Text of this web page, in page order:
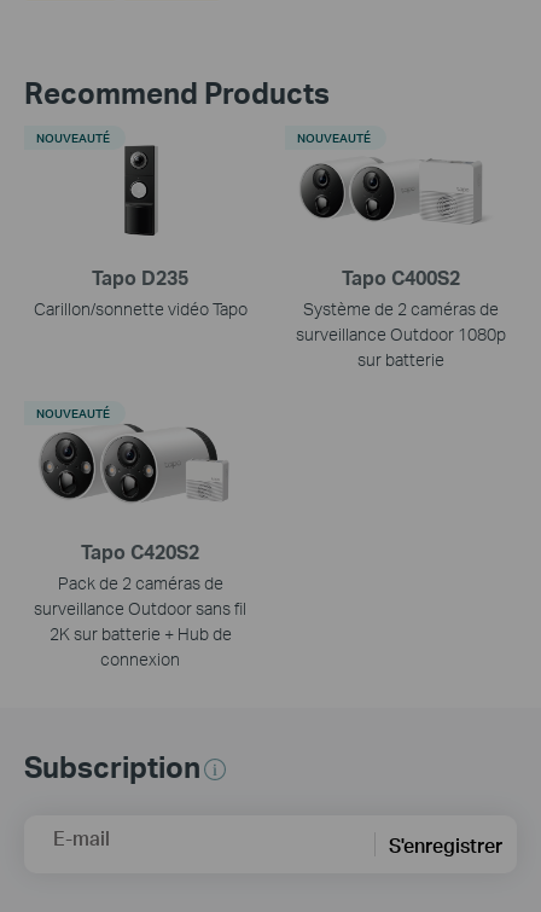
Recommend Products
Tapo D235
Carillon/sonnette vidéo Tapo
NOUVEAUTÉ
Tapo C400S2
Système de 2 caméras de
surveillance Outdoor 1080p
sur batterie
NOUVEAUTÉ
Tapo C420S2
Pack de 2 caméras de
surveillance Outdoor sans fil
2K sur batterie + Hub de
connexion
NOUVEAUTÉ
Subscription
E-mail S'enregistrer